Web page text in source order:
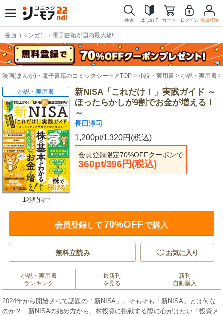
検索 はじめて カート ログイン 会員登録
漫画（マンガ）・電子書籍が国内最大級!!
漫画(まんが)・電子書籍のコミックシーモアTOP 小説・実用書 小説・実用書
新NISA「これだけ！」実践ガイド ～
ほったらかしが9割でお金が増える！
～
長田淳司
1,200pt/1,320円(税込)
会員登録限定70%OFFクーポンで
360pt/396円(税込)
小説・実用書
1巻配信中
会員登録して70%OFFで購入
無料立読み お気に入り
小説・実用書
ランキング
最新刊
を見る
新刊
自動購入
2024年から開始されて話題の「新NISA」。そもそも「新NISA」とは何な
のか？ 新NISAの始め方から、株投資に挑戦する際に心がけたい「投資メ